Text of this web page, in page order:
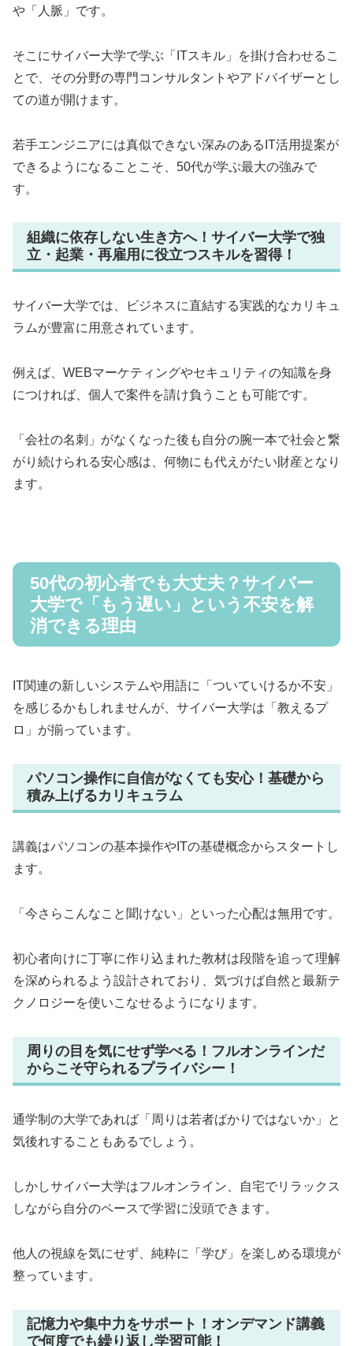
や「人脈」です。
そこにサイバー大学で学ぶ「ITスキル」を掛け合わせるこ
とで、その分野の専門コンサルタントやアドバイザーとし
ての道が開けます。
若手エンジニアには真似できない深みのあるIT活用提案が
できるようになることこそ、50代が学ぶ最大の強みで
す。
組織に依存しない生き方へ！サイバー大学で独
立・起業・再雇用に役立つスキルを習得！
サイバー大学では、ビジネスに直結する実践的なカリキュ
ラムが豊富に用意されています。
例えば、WEBマーケティングやセキュリティの知識を身
につければ、個人で案件を請け負うことも可能です。
「会社の名刺」がなくなった後も自分の腕一本で社会と繋
がり続けられる安心感は、何物にも代えがたい財産となり
ます。
50代の初心者でも大丈夫？サイバー
大学で「もう遅い」という不安を解
消できる理由
IT関連の新しいシステムや用語に「ついていけるか不安」
を感じるかもしれませんが、サイバー大学は「教えるプ
ロ」が揃っています。
パソコン操作に自信がなくても安心！基礎から
積み上げるカリキュラム
講義はパソコンの基本操作やITの基礎概念からスタートし
ます。
「今さらこんなこと聞けない」といった心配は無用です。
初心者向けに丁寧に作り込まれた教材は段階を追って理解
を深められるよう設計されており、気づけば自然と最新テ
クノロジーを使いこなせるようになります。
周りの目を気にせず学べる！フルオンラインだ
からこそ守られるプライバシー！
通学制の大学であれば「周りは若者ばかりではないか」と
気後れすることもあるでしょう。
しかしサイバー大学はフルオンライン、自宅でリラックス
しながら自分のペースで学習に没頭できます。
他人の視線を気にせず、純粋に「学び」を楽しめる環境が
整っています。
記憶力や集中力をサポート！オンデマンド講義
で何度でも繰り返し学習可能！